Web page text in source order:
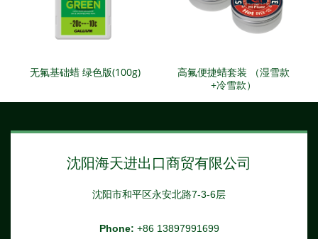
无氟基础蜡 绿色版(100g)
高氟便捷蜡套装 （湿雪款
+冷雪款）
沈阳海天进出口商贸有限公司
沈阳市和平区永安北路7-3-6层
Phone: +86 13897991699